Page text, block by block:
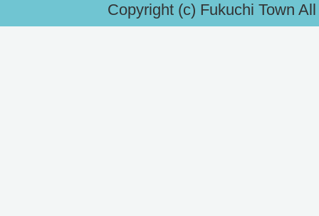
Copyright (c) Fukuchi Town